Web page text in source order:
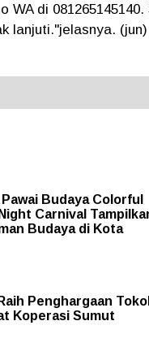
WA di
lanjuti."jelasnya. (jun)
Pawai Budaya Colorful
Carnival
Budaya di Kota
Penghargaan
Koperasi Sumut